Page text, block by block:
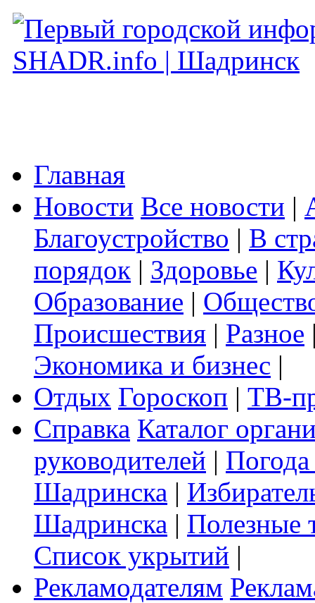
Главная
Новости Все новости |
Благоустройство | В
порядок | Здоровье |
Образование |
Происшествия | Разное
Экономика и бизнес |
Отдых Гороскоп | ТВ-
Справка Каталог
руководителей |
Шадринска |
Шадринска | Полезные
Список укрытий |
Рекламодателям